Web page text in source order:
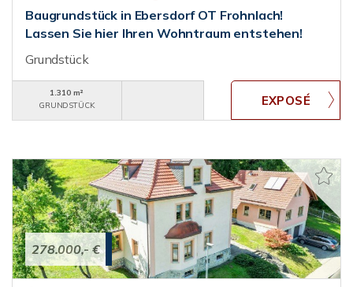
Baugrundstück in Ebersdorf OT Frohnlach!
Lassen Sie hier Ihren Wohntraum entstehen!
Grundstück
1.310 m²
GRUNDSTÜCK
278.000,- €